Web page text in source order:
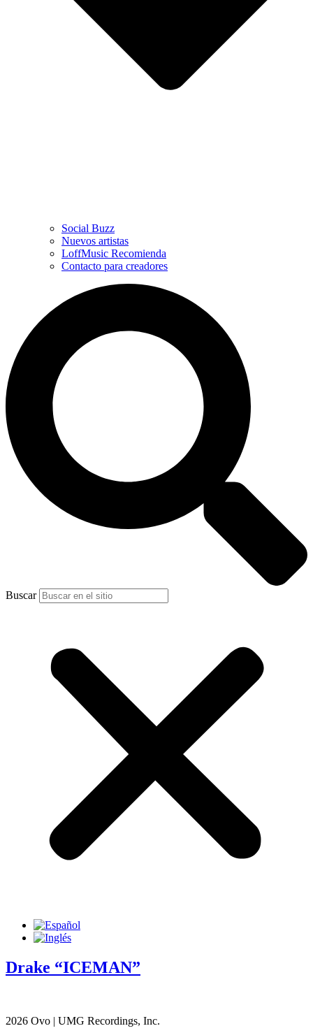
Social Buzz
Nuevos artistas
LoffMusic Recomienda
Contacto para creadores
Buscar
Drake “ICEMAN”
2026 Ovo | UMG Recordings, Inc.